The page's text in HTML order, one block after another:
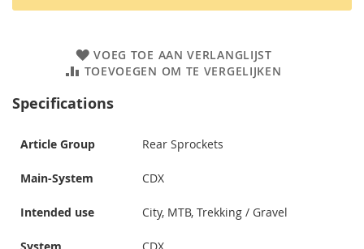
VOEG TOE AAN VERLANGLIJST
TOEVOEGEN OM TE VERGELIJKEN
Specifications
Article Group Rear Sprockets
Main-System CDX
Intended use City, MTB, Trekking / Gravel